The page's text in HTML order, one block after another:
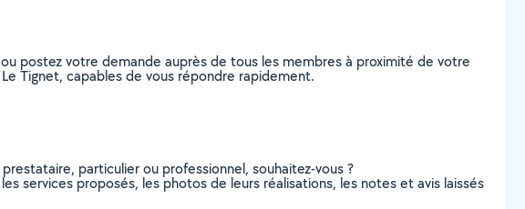
postez votre demande auprès de tous les membres à proximité de votre
Tignet, capables de vous répondre rapidement.
particulier ou professionnel, souhaitez-vous ?
services proposés, les photos de leurs réalisations, les notes et avis laissés